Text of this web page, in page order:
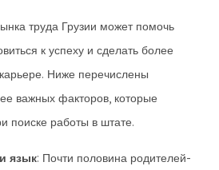
труда Грузии может помочь
к успеху и сделать более
Ниже перечислены
важных факторов, которые
поиске работы в штате.
язык: Почти половина родителей-